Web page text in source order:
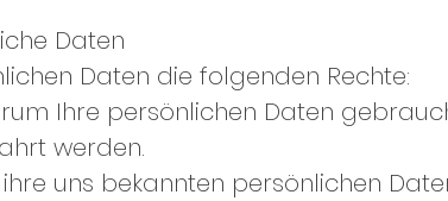
Daten
Daten die folgenden Rechte:
Ihre persönlichen Daten
werden.
uns bekannten persönlichen